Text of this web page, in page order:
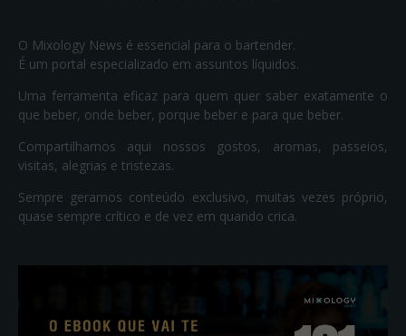
O Mixology News é essencial para o bartender.
É um portal especializado em assuntos líquidos.
Uma ferramenta eficaz para quem quer saber exatamente o
que beber, onde beber, porque beber e para que beber.
Compartilhamos aqui nossos gostos, aromas, passeios,
visitas, alegrias e tristezas.
Sempre geramos conteúdo exclusivo, muitas vezes próprio,
quase sempre crítico e de vez em quando crica.